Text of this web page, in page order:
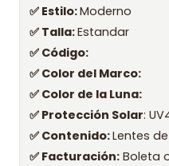
✅ Estilo:Moderno
✅ Talla:Estandar
✅ Código:
✅ Color del Marco:
✅ Color de la Luna:
✅ Protección Solar:
✅ Contenido:Lentes
✅ Facturación: Boleta